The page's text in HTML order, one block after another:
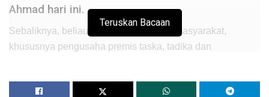
Ahmad hari ini.
Sebaliknya, beliau menasihatkan agar masyarakat,
khususnya pengusaha premis taska, tadika dan
Teruskan Bacaan